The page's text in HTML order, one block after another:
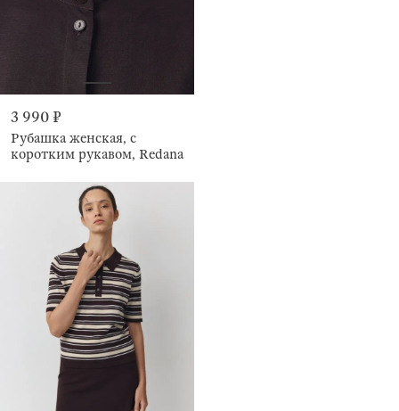
3 990 ₽
Рубашка женская, с
коротким рукавом, Redana